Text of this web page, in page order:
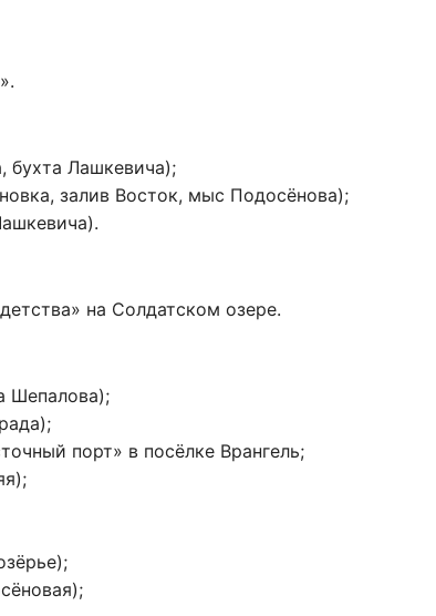
бухта Лашкевича);
залив Восток, мыс Подосёнова);
на Солдатском озере.
Шепалова);
порт» в посёлке Врангель;